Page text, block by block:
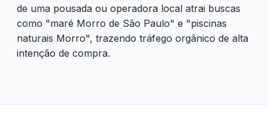
de uma pousada ou operadora local atrai buscas
como "maré Morro de São Paulo" e "piscinas
naturais Morro", trazendo tráfego orgânico de alta
intenção de compra.